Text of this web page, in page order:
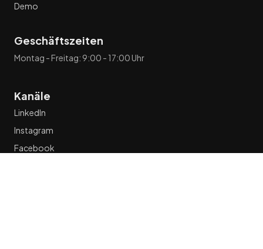
Demo
Geschäftszeiten
Montag - Freitag: 9:00 - 17:00 Uhr
Kanäle
LinkedIn
Instagram
Facebook